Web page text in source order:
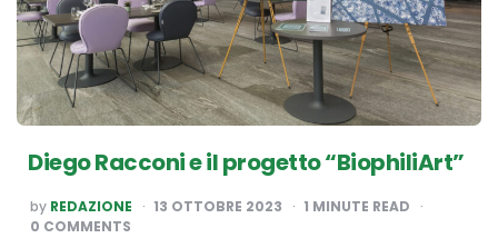
Diego Racconi e il progetto “BiophiliArt”
POSTED
BY
by REDAZIONE 13 OTTOBRE 2023 1 MINUTE READ
0 COMMENTS